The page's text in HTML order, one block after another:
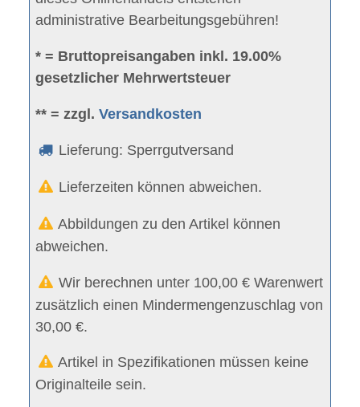
administrative Bearbeitungsgebühren!
* = Bruttopreisangaben inkl. 19.00%
gesetzlicher Mehrwertsteuer
** = zzgl.Versandkosten
Lieferung: Sperrgutversand
Lieferzeiten können abweichen.
Abbildungen zu den Artikel können
abweichen.
Wir berechnen unter 100,00 € Warenwert
zusätzlich einen Mindermengenzuschlag von
30,00 €.
Artikel in Spezifikationen müssen keine
Originalteile sein.